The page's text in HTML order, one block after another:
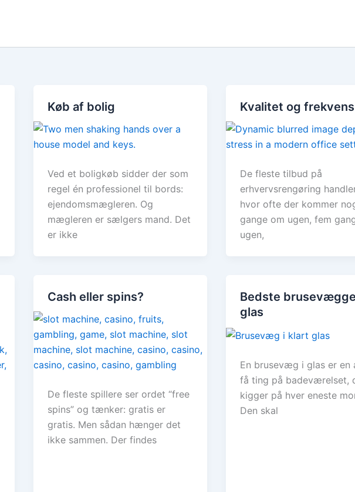
Køb af bolig
Ved et boligkøb sidder der som
regel én professionel til bords:
ejendomsmægleren. Og
mægleren er sælgers mand. Det
er ikke
Kvalitet og frekvens
De fleste tilbud på
erhvervsrengøring
hvor ofte der kommer
gange om ugen, fem
ugen,
Cash eller spins?
De fleste spillere ser ordet “free
spins” og tænker: gratis er
gratis. Men sådan hænger det
ikke sammen. Der findes
Bedste
glas
En brusevæg i glas er en
få ting på badeværelset,
kigger på hver eneste
Den skal